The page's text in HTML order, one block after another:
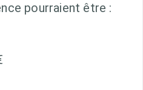
pourraient être :